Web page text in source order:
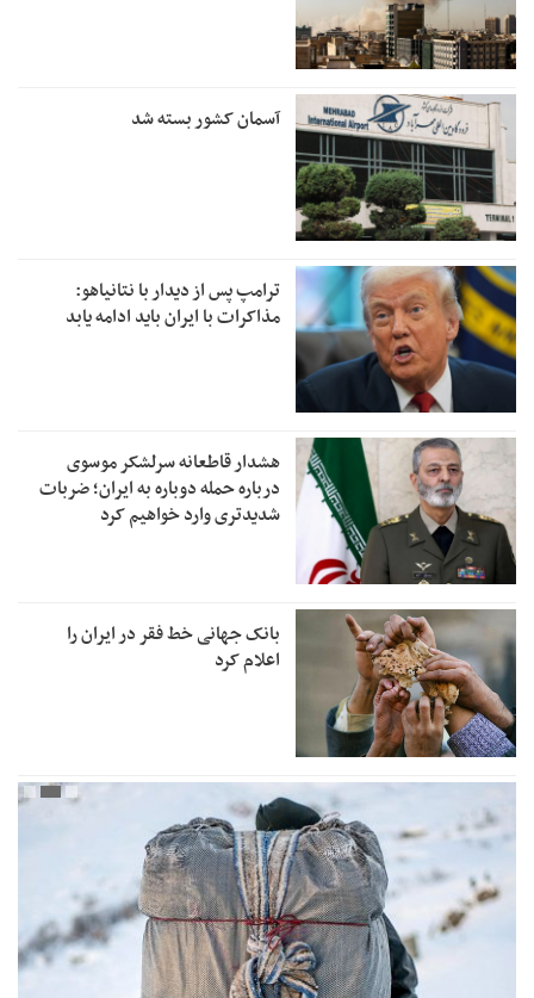
آسمان کشور بسته شد
ترامپ پس از دیدار با نتانیاهو:
مذاکرات با ایران باید ادامه یابد
هشدار قاطعانه سرلشکر موسوی
درباره حمله دوباره به ایران؛ ضربات
شدیدتری وارد خواهیم کرد
بانک جهانی خط فقر در ایران را
اعلام کرد